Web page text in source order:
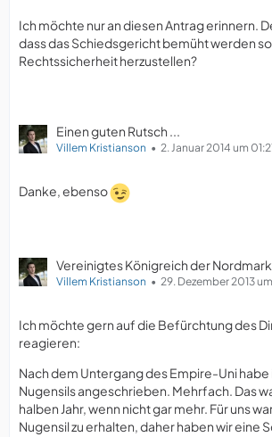
Ich möchte nur an diesen Antrag erinnern.
dass das Schiedsgericht bemüht werden
Rechtssicherheit herzustellen?
Einen guten Rutsch ...
Villem Kristianson 2. Januar 2014 um
Danke, ebenso
Vereinigtes Königreich der Nordmark
Villem Kristianson 29. Dezember 2013 um
Ich möchte gern auf die Befürchtung des
reagieren:
Nach dem Untergang des Empire-Uni
Nugensils angeschrieben. Mehrfach. Das
halben Jahr, wenn nicht gar mehr. Für uns
Nugensil zu erhalten, daher haben wir eine